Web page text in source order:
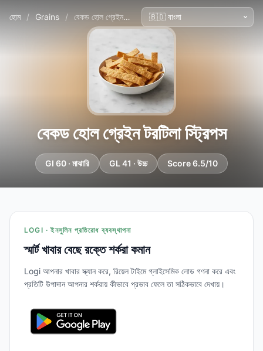
হোম / Grains / বেকড হোল গ্রেইন টরটিলা স্ট্রিপস
বেকড হোল গ্রেইন টরটিলা স্ট্রিপস
GI 60 · মাঝারি GL 41 · উচ্চ Score 6.5/10
LOGI · ইনসুলিন প্রতিরোধ ব্যবস্থাপনা
স্মার্ট খাবার বেছে রক্তে শর্করা কমান
Logi আপনার খাবার স্ক্যান করে, রিয়েল টাইমে গ্লাইসেমিক লোড গণনা করে এবং
প্রতিটি উপাদান আপনার শর্করায় কীভাবে প্রভাব ফেলে তা সঠিকভাবে দেখায়।